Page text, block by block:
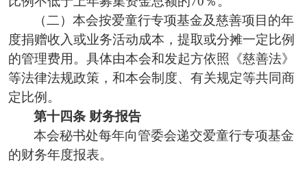
（二）本会按爱童行专项基金及慈善项目的年
度捐赠收入或业务活动成本，提取或分摊一定比例
的管理费用。具体由本会和发起方依照《慈善法》
等法律法规政策，和本会制度、有关规定等共同商
定比例。
第十四条 财务报告
本会秘书处每年向管委会递交爱童行专项基金
的财务年度报表。